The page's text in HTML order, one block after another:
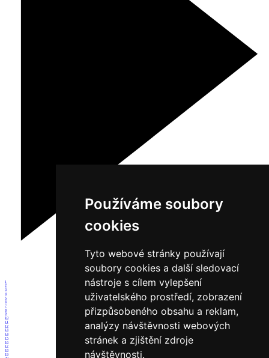
Používáme soubory
cookies
Tyto webové stránky používají
soubory cookies a další sledovací
nástroje s cílem vylepšení
uživatelského prostředí, zobrazení
přizpůsobeného obsahu a reklam,
analýzy návštěvnosti webových
stránek a zjištění zdroje
návštěvnosti.
1
2
3
4
5
6
7
8
9
10
11
12
13
14
15
16
17
18
19